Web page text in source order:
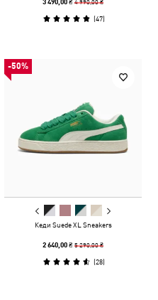
3 490,00 ₴
(47)
-50%
Кеди Suede XL Sneakers
2 640,00 ₴5 290,00 ₴
(28)